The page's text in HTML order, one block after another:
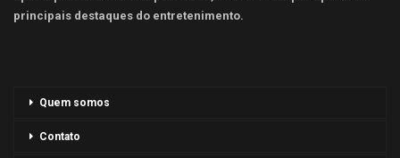
principais destaques do entretenimento.
Quem somos
Contato